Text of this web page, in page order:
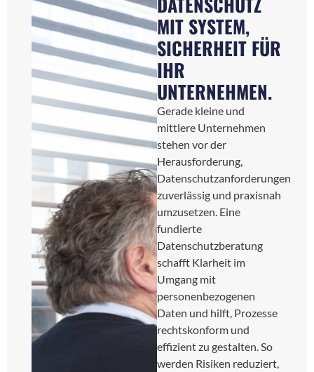
MIT SYSTEM,
SICHERHEIT FÜR
IHR
UNTERNEHMEN.
Gerade kleine und
mittlere Unternehmen
stehen vor der
Herausforderung,
Datenschutzanforderungen
zuverlässig und praxisnah
umzusetzen. Eine
fundierte
Datenschutzberatung
schafft Klarheit im
Umgang mit
personenbezogenen
Daten und hilft, Prozesse
rechtskonform und
effizient zu gestalten. So
werden Risiken reduziert,